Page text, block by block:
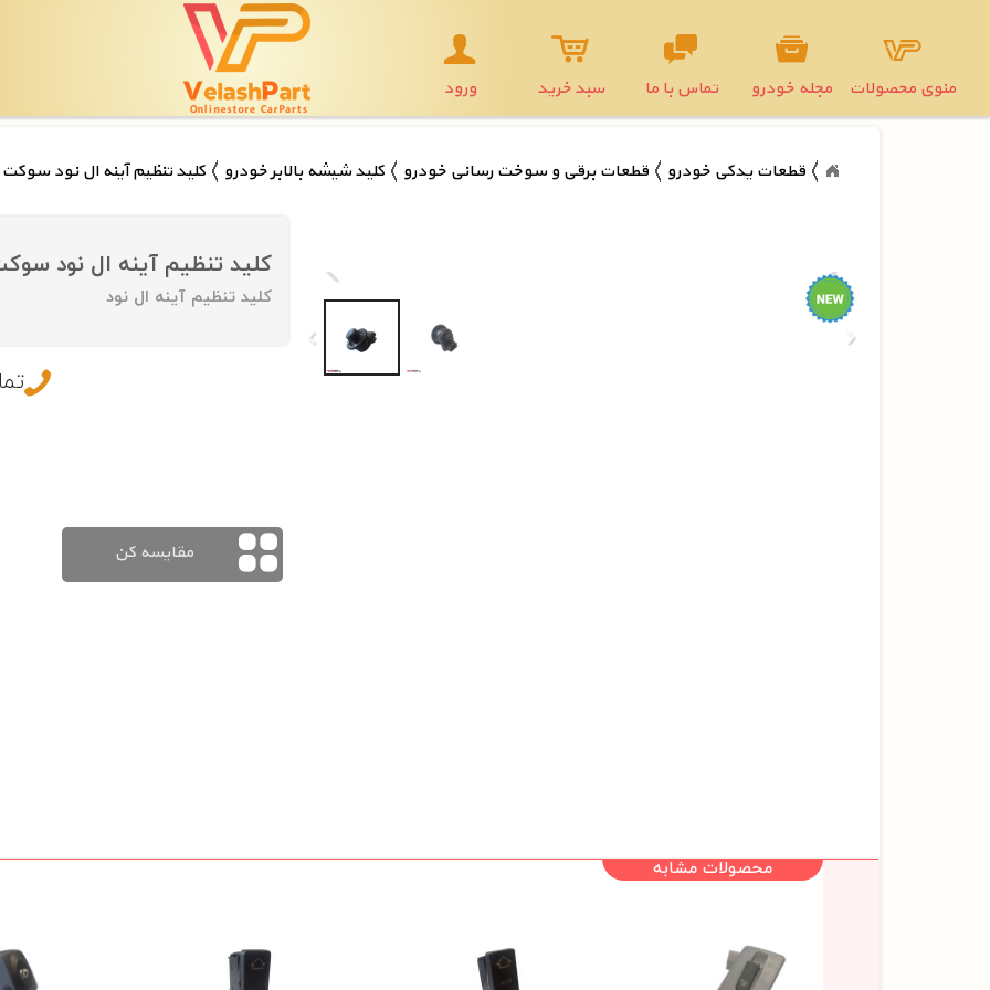
قطعات یدکی خودرو قطعات برقی و سوخت رسانی خودرو کلید شیشه بالابر خودرو کلید تنظیم آینه ال نود
کلید تنظیم آینه ال نود
کلید تنظیم آینه ال نود
مقایسه کن
محصولات مشابه
منوی محصولات مجله خودرو تماس با ما سبد خرید ورود